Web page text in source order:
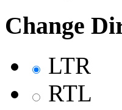
Change
LTR
RTL